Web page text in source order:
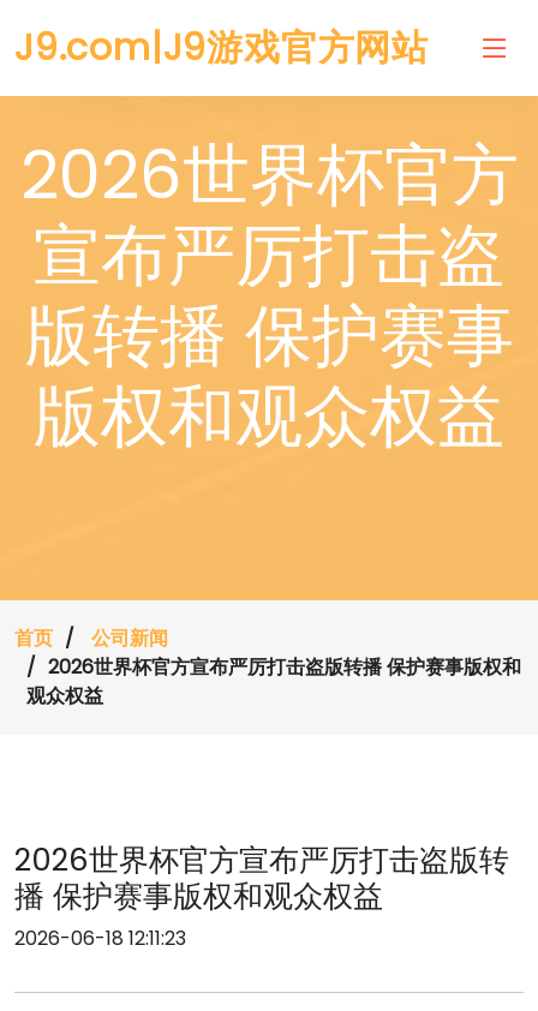
J9.com|J9游戏官方网站
2026世界杯官方
宣布严厉打击盗
版转播 保护赛事
版权和观众权益
首页
公司新闻
2026世界杯官方宣布严厉打击盗版转播 保护赛事版权和
观众权益
2026世界杯官方宣布严厉打击盗版转
播 保护赛事版权和观众权益
2026-06-18 12:11:23